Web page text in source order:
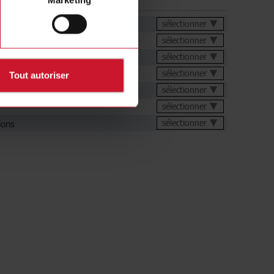
Tout autoriser
sélectionner
sélectionner
sélectionner
sélectionner
configuration sélectionner
sélectionner
sélectionner